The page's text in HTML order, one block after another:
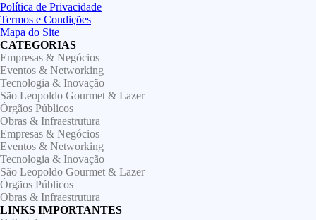
Política de Privacidade
Termos e Condições
Mapa do Site
CATEGORIAS
Empresas & Negócios
Eventos & Networking
Tecnologia & Inovação
São Leopoldo Gourmet & Lazer
Órgãos Públicos
Obras & Infraestrutura
Empresas & Negócios
Eventos & Networking
Tecnologia & Inovação
São Leopoldo Gourmet & Lazer
Órgãos Públicos
Obras & Infraestrutura
LINKS IMPORTANTES